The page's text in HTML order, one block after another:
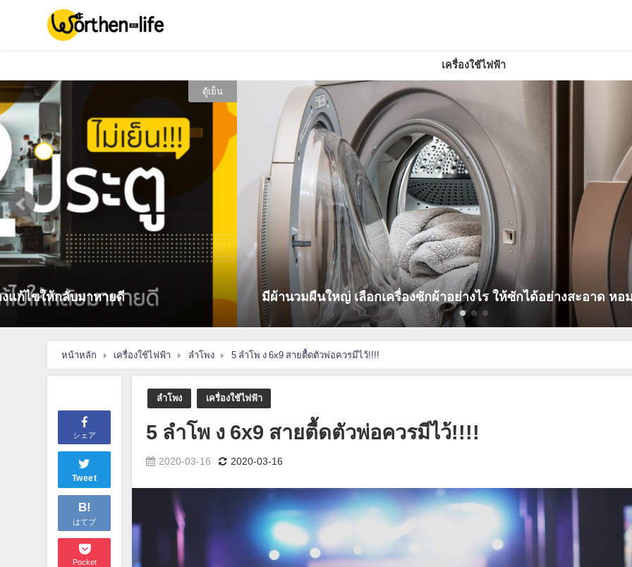
เครื่องใช้ไฟฟ้า
เครื่องซักผ้า
ร ให้ซักได้อย่างสะอาด หอม ฟิน! ทีวีเสียงมาภาพไม่มา ปัญหาที่คุณเองก็แก้ได้!
หน้าหลัก เครื่องใช้ไฟฟ้า ลำโพง 5 ลําโพ ง 6x9 สายตื้ดตัวพ่อควรมีไว้!!!!
シェア
Tweet
B!
はてブ
Pocket
ลำโพง เครื่องใช้ไฟฟ้า
5 ลําโพ ง 6x9 สายตื้ดตัวพ่อควรมีไว้!!!!
2020-03-16 2020-03-16